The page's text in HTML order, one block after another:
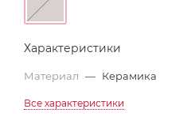
Характеристики
Материал — Керамика
Все характеристики